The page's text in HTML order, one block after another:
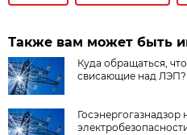
Также вам может быть
Куда обращаться,
свисающие над ЛЭП?